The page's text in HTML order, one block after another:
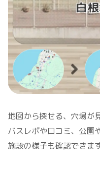
地図から探せる、穴場が
バスレポや口コミ、公園
施設の様子も確認できます